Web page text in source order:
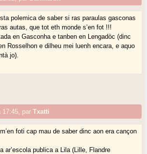
polemica de saber si ras paraulas gasconas
autas, que tot eth monde s’en fot !!!
en Gasconha e tanben en Lengadòc (dinc
Rosselhon e dilheu mei luenh encara, e aquo
jo).
17:45 parTxatti
foti cap mau de saber dinc aon era cançon
ar’escola publica a Lila (Lille, Flandre